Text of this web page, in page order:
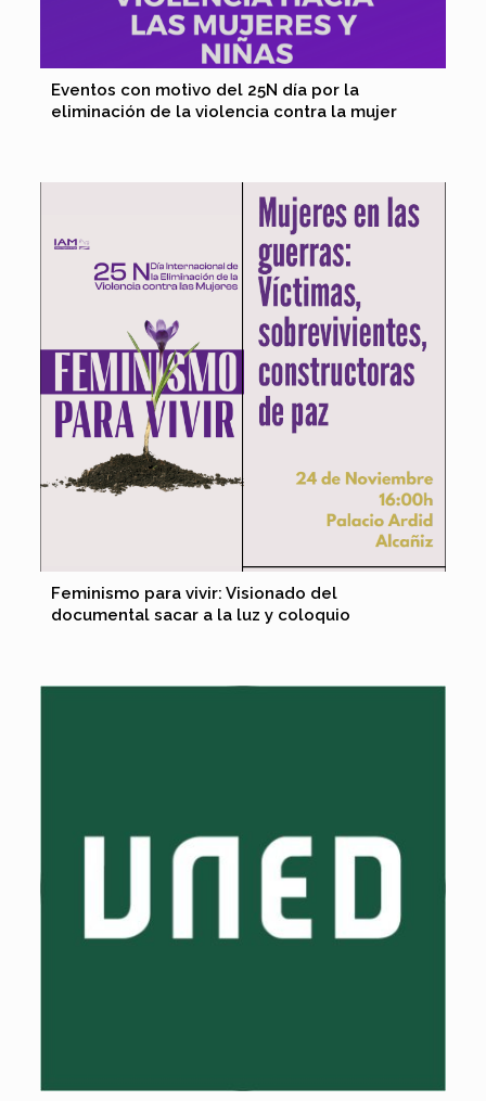
Eventos con motivo del 25N día por la
eliminación de la violencia contra la mujer
Feminismo para vivir: Visionado del
documental sacar a la luz y coloquio